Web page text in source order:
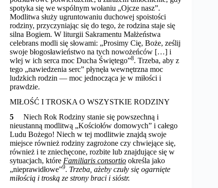
spotyka się we wspólnym wołaniu „Ojcze nasz”.
Modlitwa służy ugruntowaniu duchowej spoistości
rodziny, przyczyniając się do tego, że rodzina staje się
silna Bogiem. W liturgii Sakramentu Małżeństwa
celebrans modli się słowami: „Prosimy Cię, Boże, ześlij
swoje błogosławieństwo na tych nowożeńców […] i
wlej w ich serca moc Ducha Świętego”8. Trzeba, aby z
tego „nawiedzenia serc” płynęła wewnętrzna moc
ludzkich rodzin — moc jednocząca je w miłości i
prawdzie.
MIŁOŚĆ I TROSKA O WSZYSTKIE RODZINY
5 Niech Rok Rodziny stanie się powszechną i
nieustanną modlitwą „Kościołów domowych” i całego
Ludu Bożego! Niech w tej modlitwie znajdą swoje
miejsce również rodziny zagrożone czy chwiejące się,
również i te zniechęcone, rozbite lub znajdujące się w
sytuacjach, które Familiaris consortio określa jako
„nieprawidłowe”9. Trzeba, ażeby czuły się ogarnięte
miłością i troską ze strony braci i sióstr.